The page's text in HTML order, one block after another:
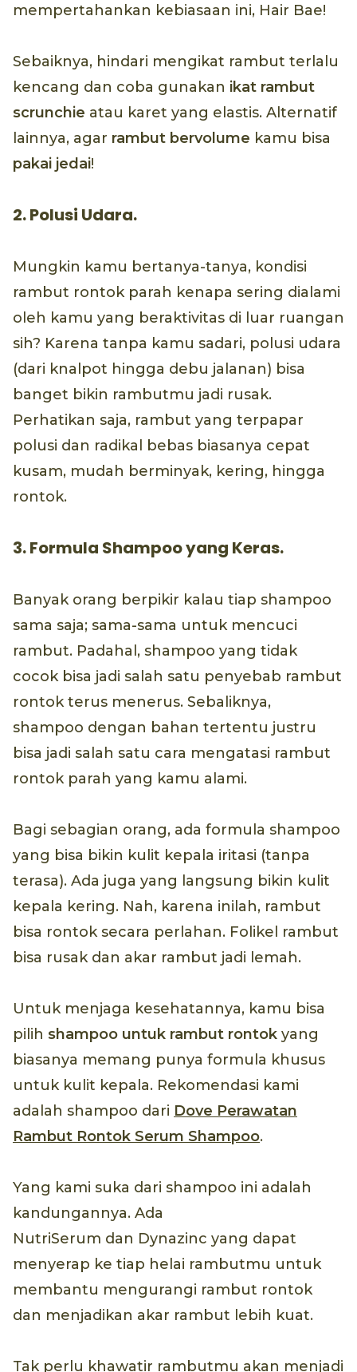
mempertahankan kebiasaan ini, Hair Bae!
Sebaiknya, hindari mengikat rambut terlalu
kencang dan coba gunakan ikat rambut
scrunchie atau karet yang elastis. Alternatif
lainnya, agar rambut bervolume kamu bisa
pakai jedai!
2. Polusi Udara.
Mungkin kamu bertanya-tanya, kondisi
rambut rontok parah kenapa sering dialami
oleh kamu yang beraktivitas di luar ruangan
sih? Karena tanpa kamu sadari, polusi udara
(dari knalpot hingga debu jalanan) bisa
banget bikin rambutmu jadi rusak.
Perhatikan saja, rambut yang terpapar
polusi dan radikal bebas biasanya cepat
kusam, mudah berminyak, kering, hingga
rontok.
3. Formula Shampoo yang Keras.
Banyak orang berpikir kalau tiap shampoo
sama saja; sama-sama untuk mencuci
rambut. Padahal, shampoo yang tidak
cocok bisa jadi salah satu penyebab rambut
rontok terus menerus. Sebaliknya,
shampoo dengan bahan tertentu justru
bisa jadi salah satu cara mengatasi rambut
rontok parah yang kamu alami.
Bagi sebagian orang, ada formula shampoo
yang bisa bikin kulit kepala iritasi (tanpa
terasa). Ada juga yang langsung bikin kulit
kepala kering. Nah, karena inilah, rambut
bisa rontok secara perlahan. Folikel rambut
bisa rusak dan akar rambut jadi lemah.
Untuk menjaga kesehatannya, kamu bisa
pilih shampoo untuk rambut rontok yang
biasanya memang punya formula khusus
untuk kulit kepala. Rekomendasi kami
adalah shampoo dari Dove Perawatan
Rambut Rontok Serum Shampoo.
Yang kami suka dari shampoo ini adalah
kandungannya. Ada
NutriSerum dan Dynazinc yang dapat
menyerap ke tiap helai rambutmu untuk
membantu mengurangi rambut rontok
dan menjadikan akar rambut lebih kuat.
Tak perlu khawatir rambutmu akan menjadi